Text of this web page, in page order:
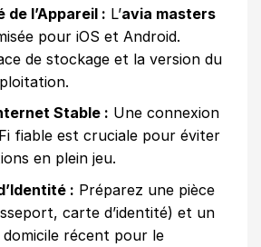
l’Appareil : L’avia masters
pour iOS et Android.
de stockage et la version du
Stable : Une connexion
fiable est cruciale pour éviter
en plein jeu.
: Préparez une pièce
carte d’identité) et un
récent pour le